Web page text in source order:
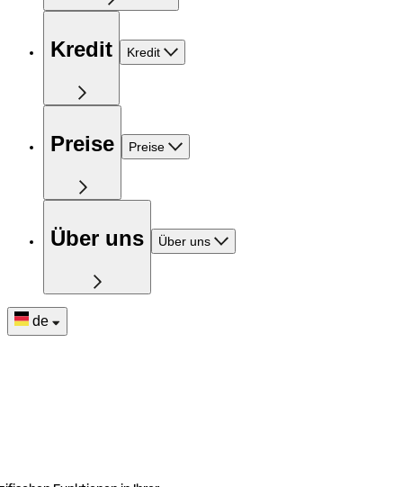
Kredit Kredit
Preise Preise
Über uns Über uns
de